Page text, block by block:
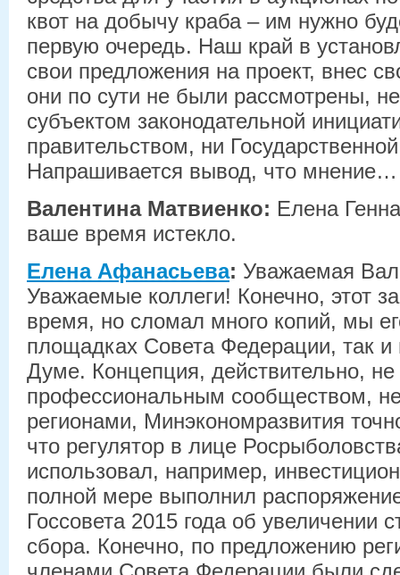
квот на добычу краба – им нужно
первую очередь. Наш край в
свои предложения на проект, внес
они по сути не были рассмотрены,
субъектом законодательной
правительством, ни
Напрашивается вывод, что мнение…
Валентина Матвиенко: Елена
ваше время истекло.
Елена Афанасьева: Уважаемая
Уважаемые коллеги! Конечно, этот
время, но сломал много копий, мы
площадках Совета Федерации, так и
Думе. Концепция, действительно,
профессиональным сообществом,
регионами, Минэкономразвития
что регулятор в лице
использовал, например,
полной мере выполнил
Госсовета 2015 года об увеличении
сбора. Конечно, по предложению